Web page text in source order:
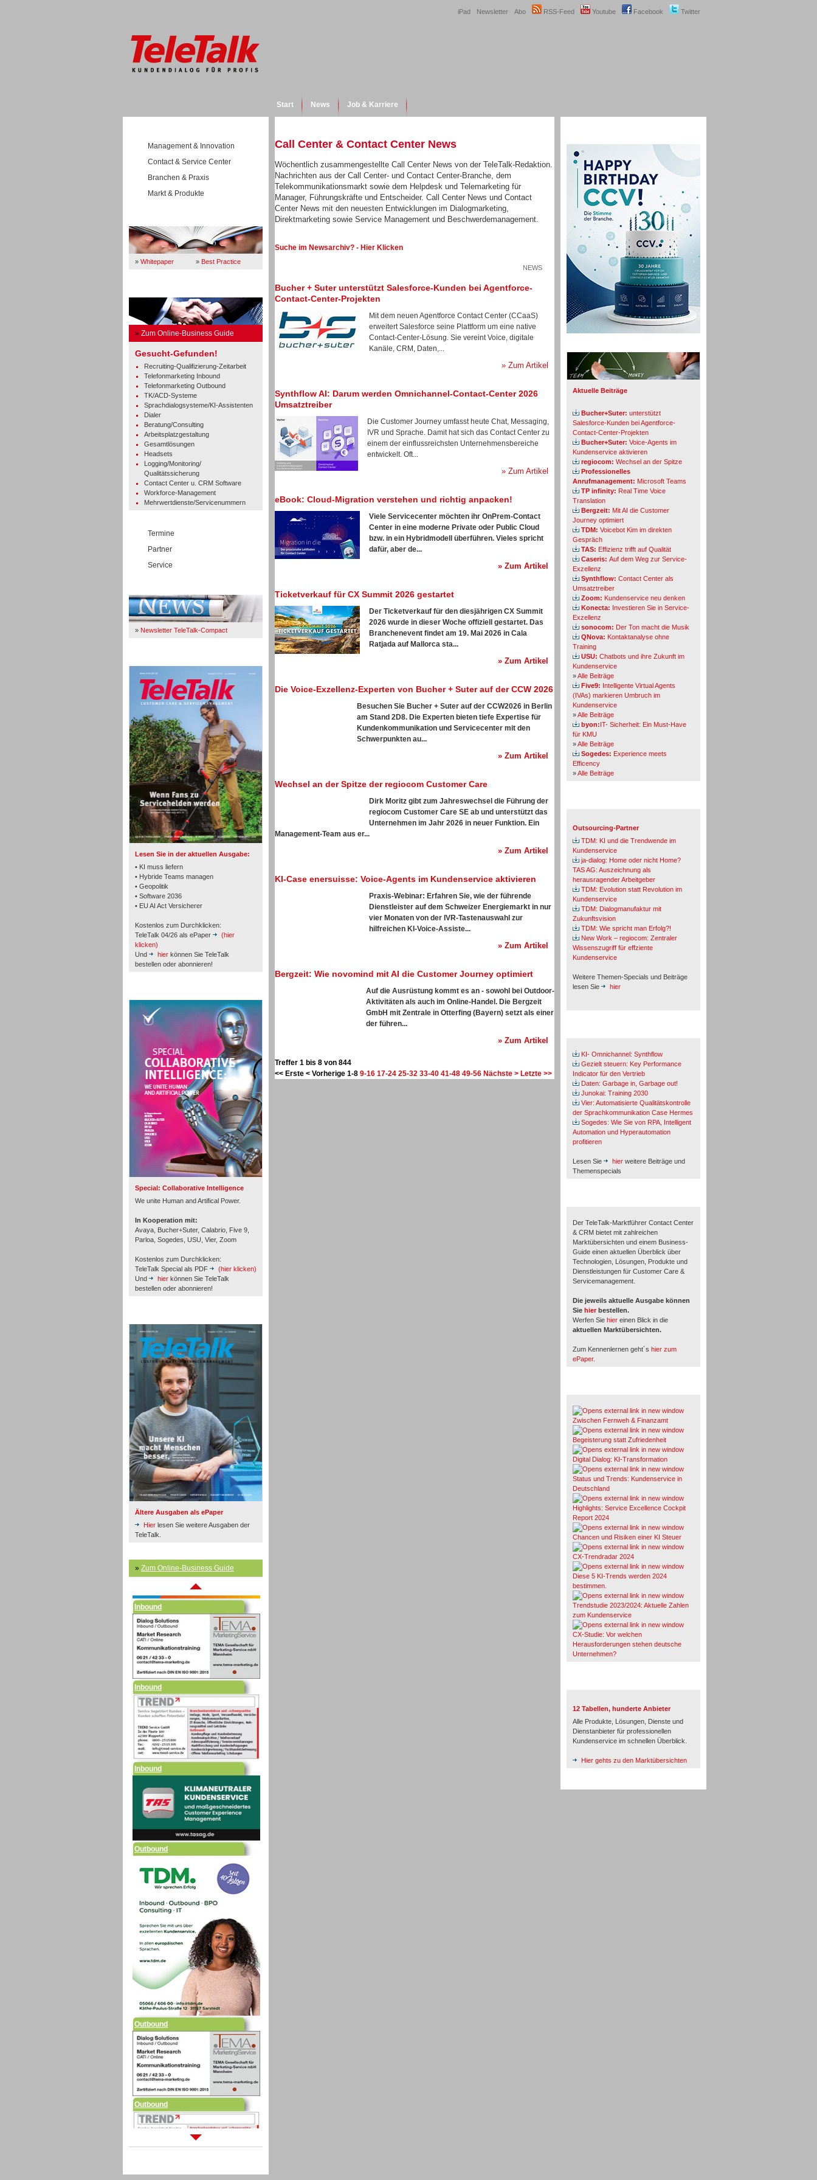
Twitter
Facebook
Youtube
RSS-Feed
Abo
Newsletter
iPad
Start News Job & Karriere
Management & Innovation
Contact & Service Center
Branchen & Praxis
Markt & Produkte
» Whitepaper » Best Practice
» Zum Online-Business Guide
Gesucht-Gefunden!
Recruiting-Qualifizierung-Zeitarbeit
Telefonmarketing Inbound
Telefonmarketing Outbound
TK/ACD-Systeme
Sprachdialogsysteme/KI-Assistenten
Dialer
Beratung/Consulting
Arbeitsplatzgestaltung
Gesamtlösungen
Headsets
Logging/Monitoring/
Qualitätssicherung
Contact Center u. CRM Software
Workforce-Management
Mehrwertdienste/Servicenummern
Termine
Partner
Service
» Newsletter TeleTalk-Compact
Lesen Sie in der aktuellen Ausgabe:
• KI muss liefern
• Hybride Teams managen
• Geopolitik
• Software 2036
• EU AI Act Versicherer
Kostenlos zum Durchklicken:
TeleTalk 04/26 als ePaper
(hier
klicken)
Und
hier können Sie TeleTalk
bestellen oder abonnieren!
Special: Collaborative Intelligence
We unite Human and Artifical Power.
In Kooperation mit:
Avaya, Bucher+Suter, Calabrio, Five 9,
Parloa, Sogedes, USU, Vier, Zoom
Kostenlos zum Durchklicken:
TeleTalk Special als PDF
(hier klicken)
Und
hier können Sie TeleTalk
bestellen oder abonnieren!
Ältere Ausgaben als ePaper
Hier lesen Sie weitere Ausgaben der
TeleTalk.
» Zum Online-Business Guide
TK- und ACD-Systeme
Workforce-Management
Personal
Inbound
Inbound
Inbound
Inbound
Inbound
Outbound
Outbound
Outbound
Call Center & Contact Center News
Wöchentlich zusammengestellte Call Center News von der TeleTalk-Redaktion.
Nachrichten aus der Call Center- und Contact Center-Branche, dem
Telekommunikationsmarkt sowie dem Helpdesk und Telemarketing für
Manager, Führungskräfte und Entscheider. Call Center News und Contact
Center News mit den neuesten Entwicklungen im Dialogmarketing,
Direktmarketing sowie Service Management und Beschwerdemanagement.
Suche im Newsarchiv? - Hier Klicken
NEWS
Bucher + Suter unterstützt Salesforce-Kunden bei Agentforce-
Contact-Center-Projekten
Mit dem neuen Agentforce Contact Center (CCaaS)
erweitert Salesforce seine Plattform um eine native
Contact-Center-Lösung. Sie vereint Voice, digitale
Kanäle, CRM, Daten,...
» Zum Artikel
Synthflow AI: Darum werden Omnichannel-Contact-Center 2026
Umsatztreiber
Die Customer Journey umfasst heute Chat, Messaging,
IVR und Sprache. Damit hat sich das Contact Center zu
einem der einflussreichsten Unternehmensbereiche
entwickelt. Oft...
» Zum Artikel
eBook: Cloud-Migration verstehen und richtig anpacken!
Viele Servicecenter möchten ihr OnPrem-Contact
Center in eine moderne Private oder Public Cloud
bzw. in ein Hybridmodell überführen. Vieles spricht
dafür, aber de...
» Zum Artikel
Ticketverkauf für CX Summit 2026 gestartet
Der Ticketverkauf für den diesjährigen CX Summit
2026 wurde in dieser Woche offiziell gestartet. Das
Branchenevent findet am 19. Mai 2026 in Cala
Ratjada auf Mallorca sta...
» Zum Artikel
Die Voice-Exzellenz-Experten von Bucher + Suter auf der CCW 2026
Besuchen Sie Bucher + Suter auf der CCW2026 in Berlin
am Stand 2D8. Die Experten bieten tiefe Expertise für
Kundenkommunikation und Servicecenter mit den
Schwerpunkten au...
» Zum Artikel
Wechsel an der Spitze der regiocom Customer Care
Dirk Moritz gibt zum Jahreswechsel die Führung der
regiocom Customer Care SE ab und unterstützt das
Unternehmen im Jahr 2026 in neuer Funktion. Ein
Management-Team aus er...
» Zum Artikel
KI-Case enersuisse: Voice-Agents im Kundenservice aktivieren
Praxis-Webinar: Erfahren Sie, wie der führende
Dienstleister auf dem Schweizer Energiemarkt in nur
vier Monaten von der IVR-Tastenauswahl zur
hilfreichen KI-Voice-Assiste...
» Zum Artikel
Bergzeit: Wie novomind mit AI die Customer Journey optimiert
Auf die Ausrüstung kommt es an - sowohl bei Outdoor-
Aktivitäten als auch im Online-Handel. Die Bergzeit
GmbH mit Zentrale in Otterfing (Bayern) setzt als einer
der führen...
» Zum Artikel
Treffer 1 bis 8 von 844
<< Erste < Vorherige 1-8 9-16 17-24 25-32 33-40 41-48 49-56 Nächste > Letzte >>
Aktuelle Beiträge
Bucher+Suter: unterstützt
Salesforce-Kunden bei Agentforce-
Contact-Center-Projekten
Bucher+Suter: Voice-Agents im
Kundenservice aktivieren
regiocom: Wechsel an der Spitze
Professionelles
Anrufmanagement: Microsoft Teams
TP infinity: Real Time Voice
Translation
Bergzeit: Mit AI die Customer
Journey optimiert
TDM: Voicebot Kim im direkten
Gespräch
TAS: Effizienz trifft auf Qualität
Caseris: Auf dem Weg zur Service-
Exzellenz
Synthflow: Contact Center als
Umsatztreiber
Zoom: Kundenservice neu denken
Konecta: Investieren Sie in Service-
Exzellenz
sonocom: Der Ton macht die Musik
QNova: Kontaktanalyse ohne
Training
USU: Chatbots und ihre Zukunft im
Kundenservice
»Alle Beiträge
Five9: Intelligente Virtual Agents
(IVAs) markieren Umbruch im
Kundenservice
»Alle Beiträge
byon:IT- Sicherheit: Ein Must-Have
für KMU
»Alle Beiträge
Sogedes: Experience meets
Efficency
»Alle Beiträge
Outsourcing-Partner
TDM: KI und die Trendwende im
Kundenservice
ja-dialog: Home oder nicht Home?
TAS AG: Auszeichnung als
herausragender Arbeitgeber
TDM: Evolution statt Revolution im
Kundenservice
TDM: Dialogmanufaktur mit
Zukunftsvision
TDM: Wie spricht man Erfolg?!
New Work – regiocom: Zentraler
Wissenszugriff für effziente
Kundenservice
Weitere Themen-Specials und Beiträge
lesen Sie
hier
KI- Omnichannel: Synthflow
Gezielt steuern: Key Performance
Indicator für den Vertrieb
Daten: Garbage in, Garbage out!
Junokai: Training 2030
Vier: Automatisierte Qualitätskontrolle
der Sprachkommunikation Case Hermes
Sogedes: Wie Sie von RPA, Intelligent
Automation und Hyperautomation
profitieren
Lesen Sie hier weitere Beiträge und
Themenspecials
Der TeleTalk-Marktführer Contact Center
& CRM bietet mit zahlreichen
Marktübersichten und einem Business-
Guide einen aktuellen Überblick über
Technologien, Lösungen, Produkte und
Dienstleistungen für Customer Care &
Servicemanagement.
Die jeweils aktuelle Ausgabe können
Sie hier bestellen.
Werfen Sie hier einen Blick in die
aktuellen Marktübersichten.
Zum Kennenlernen geht´s hier zum
ePaper.
Zwischen Fernweh & Finanzamt
Begeisterung statt Zufriedenheit
Digital Dialog: KI-Transformation
Status und Trends: Kundenservice in
Deutschland
Highlights: Service Excellence Cockpit
Report 2024
Chancen und Risiken einer KI Steuer
CX-Trendradar 2024
Diese 5 KI-Trends werden 2024
bestimmen.
Trendstudie 2023/2024: Aktuelle Zahlen
zum Kundenservice
CX-Studie: Vor welchen
Herausforderungen stehen deutsche
Unternehmen?
12 Tabellen, hunderte Anbieter
Alle Produkte, Lösungen, Dienste und
Dienstanbieter für professionellen
Kundenservice im schnellen Überblick.
Hier gehts zu den Marktübersichten